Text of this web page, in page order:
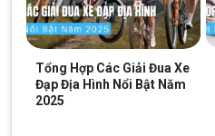
Tổng Hợp Các Giải Đua Xe
Đạp Địa Hình Nổi Bật Năm
2025